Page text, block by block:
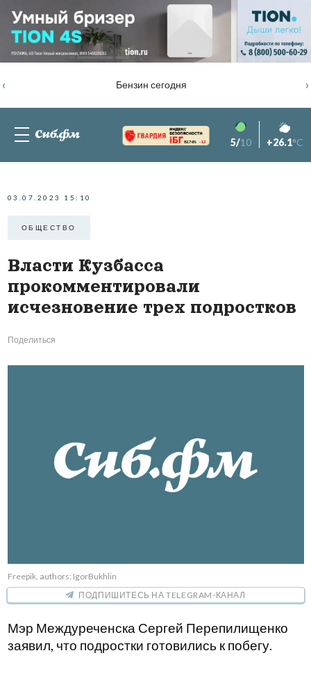
Бензин сегодня
‹ ›
82.76% -1.2 5/10 +26.1°C
03.07.2023 15:10
ОБЩЕСТВО
Власти Кузбасса
прокомментировали
исчезновение трех подростков
Поделиться
Freepik, authors: IgorBukhlin
ПОДПИШИТЕСЬ НА TELEGRAM-КАНАЛ
Мэр Междуреченска Сергей Перепилищенко
заявил, что подростки готовились к побегу.